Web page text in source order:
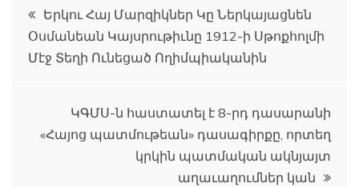
Գրառումների
նավարկումը
Երկու Հայ Մարզիկներ Կը Ներկայացնեն
Օսմանեան Կայսրութիւնը 1912-ի Սթոքհոլմի
Մէջ Տեղի Ունեցած Ողիմպիականին
ԿԳՄՍ-ն հաստատել է 8-րդ դասարանի
«Հայոց պատմութեան» դասագիրքը, որտեղ
կրկին պատմական ակնյայտ
աղաւաղումներ կան